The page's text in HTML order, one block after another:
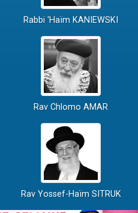
Rabbi 'Haïm KANIEWSKI
Rav Chlomo AMAR
Rav Yossef-Haïm SITRUK